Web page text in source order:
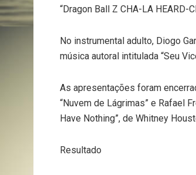
“Dragon Ball Z CHA-LA HEARD-
No instrumental adulto, Diogo
música autoral intitulada “Seu
As apresentações foram
“Nuvem de Lágrimas” e Rafael
Have Nothing”, de Whitney
Resultado